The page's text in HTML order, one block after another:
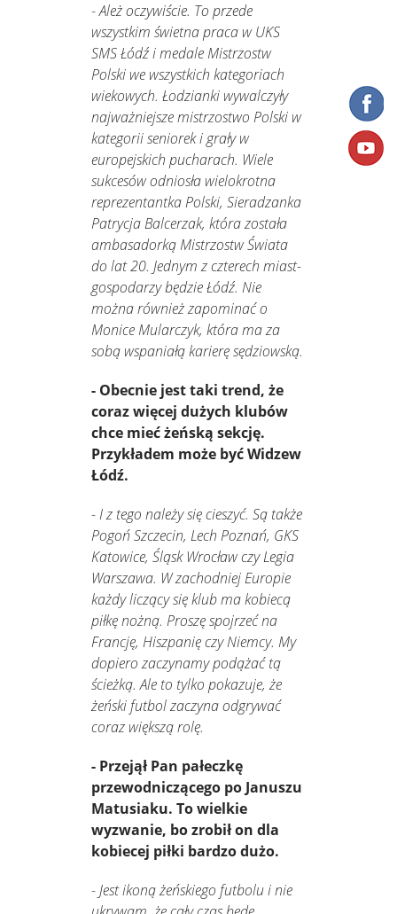
-Ależ oczywiście. To przede
wszystkim świetna praca w UKS
SMS Łódź i medale Mistrzostw
Polski we wszystkich kategoriach
wiekowych. Łodzianki wywalczyły
najważniejsze mistrzostwo Polski w
kategorii seniorek i grały w
europejskich pucharach. Wiele
sukcesów odniosła wielokrotna
reprezentantka Polski, Sieradzanka
Patrycja Balcerzak, która została
ambasadorką Mistrzostw Świata
do lat 20. Jednym z czterech miast-
gospodarzy będzie Łódź. Nie
można również zapominać o
Monice Mularczyk, która ma za
sobą wspaniałą karierę sędziowską.
- Obecnie jest taki trend, że
coraz więcej dużych klubów
chce mieć żeńską sekcję.
Przykładem może być Widzew
Łódź.
- I z tego należy się cieszyć. Są także
Pogoń Szczecin, Lech Poznań, GKS
Katowice, Śląsk Wrocław czy Legia
Warszawa. W zachodniej Europie
każdy liczący się klub ma kobiecą
piłkę nożną. Proszę spojrzeć na
Francję, Hiszpanię czy Niemcy. My
dopiero zaczynamy podążać tą
ścieżką. Ale to tylko pokazuje, że
żeński futbol zaczyna odgrywać
coraz większą rolę.
- Przejął Pan pałeczkę
przewodniczącego po Januszu
Matusiaku. To wielkie
wyzwanie, bo zrobił on dla
kobiecej piłki bardzo dużo.
-Jest ikoną żeńskiego futbolu i nie